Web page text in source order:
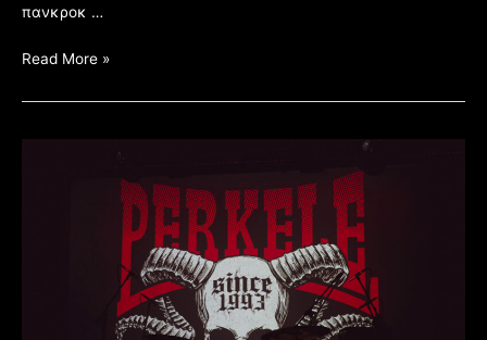
πανκροκ …
Read More »